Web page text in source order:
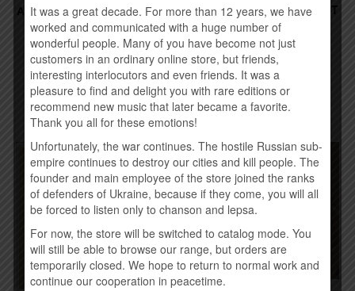
АНТИТІЛА – ВСЕ КРАСИВО
(2015)
245,00грн.
Временно нет
MADONNA – REBEL HEART
(2015)
260,00грн.
Купить
It was a great decade. For more than 12 years, we have
worked and communicated with a huge number of
wonderful people. Many of you have become not just
customers in an ordinary online store, but friends,
interesting interlocutors and even friends. It was a
pleasure to find and delight you with rare editions or
recommend new music that later became a favorite.
Thank you all for these emotions!
Unfortunately, the war continues. The hostile Russian sub-
empire continues to destroy our cities and kill people. The
founder and main employee of the store joined the ranks
of defenders of Ukraine, because if they come, you will all
be forced to listen only to chanson and lepsa.
For now, the store will be switched to catalog mode. You
will still be able to browse our range, but orders are
temporarily closed. We hope to return to normal work and
continue our cooperation in peacetime.